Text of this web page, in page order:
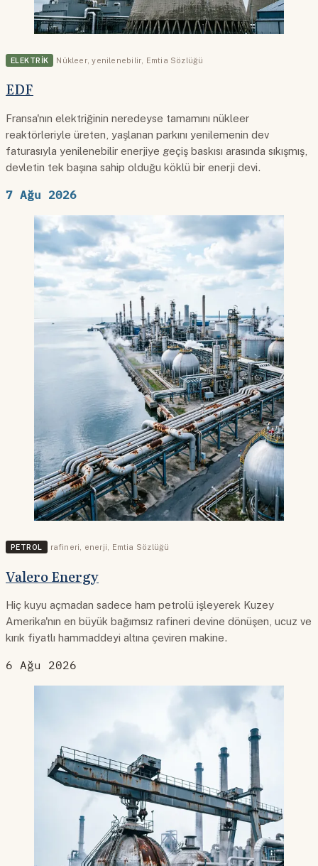
ELEKTRIK Nükleer,yenilenebilir Emtia Sözlüğü
EDF
Fransa'nın elektriğinin neredeyse tamamını nükleer
reaktörleriyle üreten, yaşlanan parkını yenilemenin dev
faturasıyla yenilenebilir enerjiye geçiş baskısı arasında sıkışmış,
devletin tek başına sahip olduğu köklü bir enerji devi.
7 Ağu 2026
PETROL rafineri enerji Emtia Sözlüğü
Valero Energy
Hiç kuyu açmadan sadece ham petrolü işleyerek Kuzey
Amerika'nın en büyük bağımsız rafineri devine dönüşen, ucuz ve
kırık fiyatlı hammaddeyi altına çeviren makine.
6 Ağu 2026